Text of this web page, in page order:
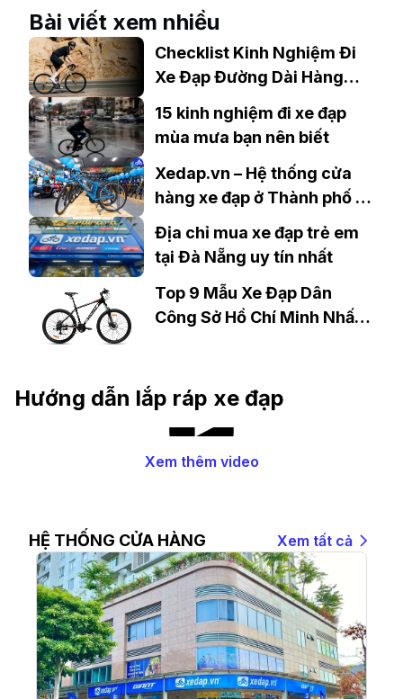
Bài viết xem nhiều
Checklist Kinh Nghiệm Đi
Xe Đạp Đường Dài Hàng
15 kinh nghiệm đi xe đạp
mùa mưa bạn nên biết
Xedap.vn – Hệ thống cửa
hàng xe đạp ở Thành phố Dĩ
An uy tín
Địa chỉ mua xe đạp trẻ em
tại Đà Nẵng uy tín nhất
Top 9 Mẫu Xe Đạp Dân
Công Sở Hồ Chí Minh Nhất
Hướng dẫn lắp ráp xe đạp
Xem thêm video
HỆ THỐNG CỬA HÀNG Xem tất cả